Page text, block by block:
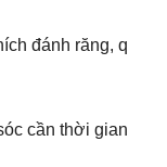
đánh răng, q
cần thời gian